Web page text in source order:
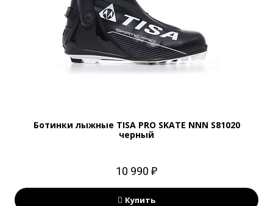
Ботинки лыжные TISA PRO SKATE NNN S81020
черный
10 990 ₽
Купить